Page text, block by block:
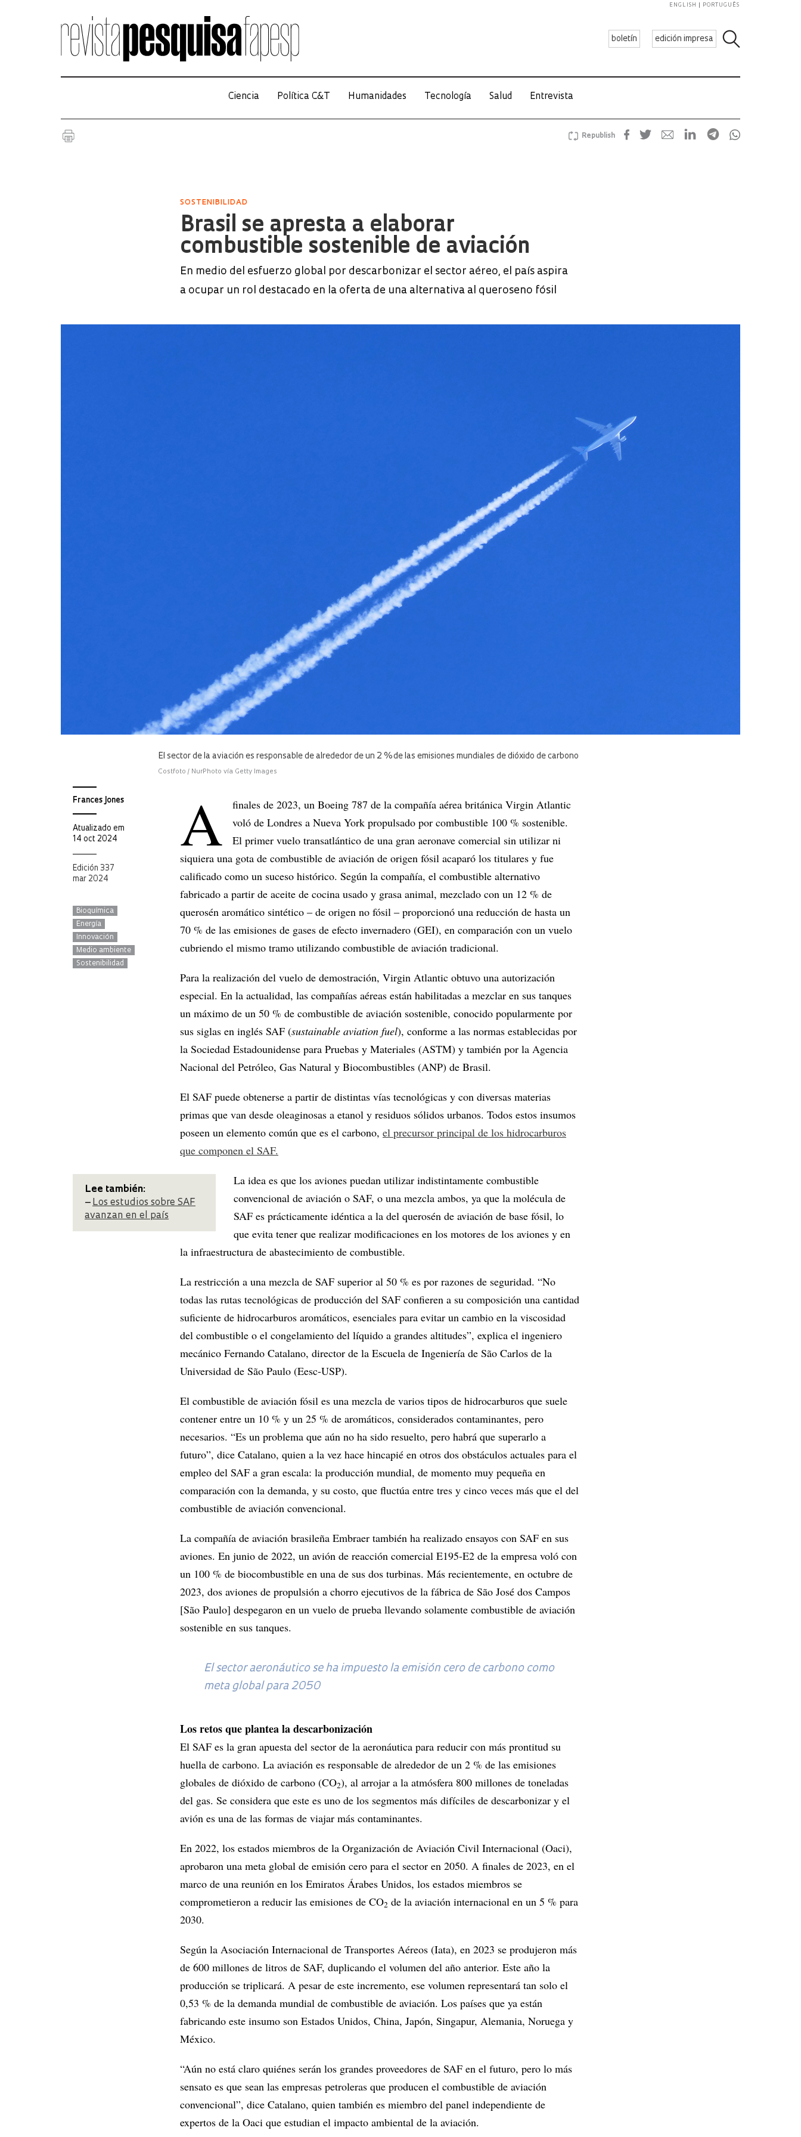
boletín edición impresa
ENGLISH PORTUGUÊS
Ciencia Política C&T Humanidades Tecnología Salud Entrevista
Republish
SOSTENIBILIDAD
Brasil se apresta a elaborar
combustible sostenible de aviación
En medio del esfuerzo global por descarbonizar el sector aéreo, el país aspira
a ocupar un rol destacado en la oferta de una alternativa al queroseno fósil
El sector de la aviación es responsable de alrededor de un 2 % de las emisiones mundiales de dióxido de carbono
Costfoto / NurPhoto vía Getty Images
Frances Jones
Atualizado em
14 oct 2024
Edición 337
mar 2024
Bioquímica
Energía
Innovación
Medio ambiente
Sostenibilidad
A
finales de 2023, un Boeing 787 de la compañía aérea británica Virgin Atlantic
voló de Londres a Nueva York propulsado por combustible 100 % sostenible.
El primer vuelo transatlántico de una gran aeronave comercial sin utilizar ni
siquiera una gota de combustible de aviación de origen fósil acaparó los titulares y fue
calificado como un suceso histórico. Según la compañía, el combustible alternativo
fabricado a partir de aceite de cocina usado y grasa animal, mezclado con un 12 % de
querosén aromático sintético ‒ de origen no fósil ‒ proporcionó una reducción de hasta un
70 % de las emisiones de gases de efecto invernadero (GEI), en comparación con un vuelo
cubriendo el mismo tramo utilizando combustible de aviación tradicional.
Para la realización del vuelo de demostración, Virgin Atlantic obtuvo una autorización
especial. En la actualidad, las compañías aéreas están habilitadas a mezclar en sus tanques
un máximo de un 50 % de combustible de aviación sostenible, conocido popularmente por
sus siglas en inglés SAF (sustainable aviation fuel), conforme a las normas establecidas por
la Sociedad Estadounidense para Pruebas y Materiales (ASTM) y también por la Agencia
Nacional del Petróleo, Gas Natural y Biocombustibles (ANP) de Brasil.
El SAF puede obtenerse a partir de distintas vías tecnológicas y con diversas materias
primas que van desde oleaginosas a etanol y residuos sólidos urbanos. Todos estos insumos
poseen un elemento común que es el carbono, el precursor principal de los hidrocarburos
que componen el SAF.
Lee también:
– Los estudios sobre SAF
avanzan en el país
La idea es que los aviones puedan utilizar indistintamente combustible
convencional de aviación o SAF, o una mezcla ambos, ya que la molécula de
SAF es prácticamente idéntica a la del querosén de aviación de base fósil, lo
que evita tener que realizar modificaciones en los motores de los aviones y en
la infraestructura de abastecimiento de combustible.
La restricción a una mezcla de SAF superior al 50 % es por razones de seguridad. “No
todas las rutas tecnológicas de producción del SAF confieren a su composición una cantidad
suficiente de hidrocarburos aromáticos, esenciales para evitar un cambio en la viscosidad
del combustible o el congelamiento del líquido a grandes altitudes”, explica el ingeniero
mecánico Fernando Catalano, director de la Escuela de Ingeniería de São Carlos de la
Universidad de São Paulo (Eesc-USP).
El combustible de aviación fósil es una mezcla de varios tipos de hidrocarburos que suele
contener entre un 10 % y un 25 % de aromáticos, considerados contaminantes, pero
necesarios. “Es un problema que aún no ha sido resuelto, pero habrá que superarlo a
futuro”, dice Catalano, quien a la vez hace hincapié en otros dos obstáculos actuales para el
empleo del SAF a gran escala: la producción mundial, de momento muy pequeña en
comparación con la demanda, y su costo, que fluctúa entre tres y cinco veces más que el del
combustible de aviación convencional.
La compañía de aviación brasileña Embraer también ha realizado ensayos con SAF en sus
aviones. En junio de 2022, un avión de reacción comercial E195-E2 de la empresa voló con
un 100 % de biocombustible en una de sus dos turbinas. Más recientemente, en octubre de
2023, dos aviones de propulsión a chorro ejecutivos de la fábrica de São José dos Campos
[São Paulo] despegaron en un vuelo de prueba llevando solamente combustible de aviación
sostenible en sus tanques.
El sector aeronáutico se ha impuesto la emisión cero de carbono como
meta global para 2050
Los retos que plantea la descarbonización
El SAF es la gran apuesta del sector de la aeronáutica para reducir con más prontitud su
huella de carbono. La aviación es responsable de alrededor de un 2 % de las emisiones
globales de dióxido de carbono (CO2), al arrojar a la atmósfera 800 millones de toneladas
del gas. Se considera que este es uno de los segmentos más difíciles de descarbonizar y el
avión es una de las formas de viajar más contaminantes.
En 2022, los estados miembros de la Organización de Aviación Civil Internacional (Oaci),
aprobaron una meta global de emisión cero para el sector en 2050. A finales de 2023, en el
marco de una reunión en los Emiratos Árabes Unidos, los estados miembros se
comprometieron a reducir las emisiones de CO2 de la aviación internacional en un 5 % para
2030.
Según la Asociación Internacional de Transportes Aéreos (Iata), en 2023 se produjeron más
de 600 millones de litros de SAF, duplicando el volumen del año anterior. Este año la
producción se triplicará. A pesar de este incremento, ese volumen representará tan solo el
0,53 % de la demanda mundial de combustible de aviación. Los países que ya están
fabricando este insumo son Estados Unidos, China, Japón, Singapur, Alemania, Noruega y
México.
“Aún no está claro quiénes serán los grandes proveedores de SAF en el futuro, pero lo más
sensato es que sean las empresas petroleras que producen el combustible de aviación
convencional”, dice Catalano, quien también es miembro del panel independiente de
expertos de la Oaci que estudian el impacto ambiental de la aviación.